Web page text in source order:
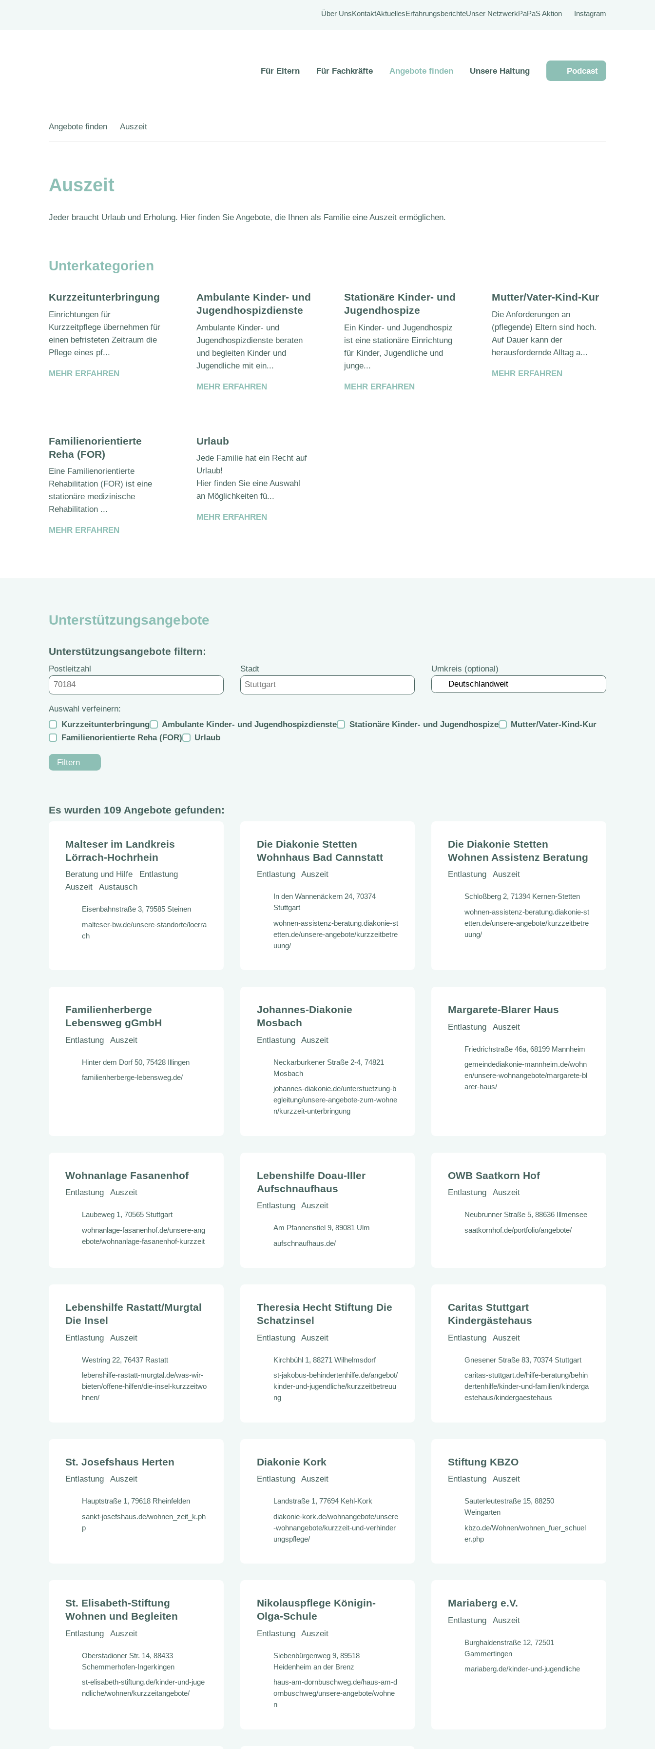
Über UnsKontaktAktuellesErfahrungsberichteUnser NetzwerkPaPaS Aktion Instagram
Navigation
Für Eltern Für Fachkräfte Angebote finden Unsere Haltung Podcast
Angebote finden Auszeit
Auszeit
Jeder braucht Urlaub und Erholung. Hier finden Sie Angebote, die Ihnen als Familie eine Auszeit ermöglichen.
Unterkategorien
Kurzzeitunterbringung
Einrichtungen für
Kurzzeitpflege übernehmen für
einen befristeten Zeitraum die
Pflege eines pf...
MEHR ERFAHREN
Ambulante Kinder- und
Jugendhospizdienste
Ambulante Kinder- und
Jugendhospizdienste beraten
und begleiten Kinder und
Jugendliche mit ein...
MEHR ERFAHREN
Stationäre Kinder- und
Jugendhospize
Ein Kinder- und Jugendhospiz
ist eine stationäre Einrichtung
für Kinder, Jugendliche und
junge...
MEHR ERFAHREN
Mutter/Vater-Kind-Kur
Die Anforderungen an
(pflegende) Eltern sind hoch.
Auf Dauer kann der
herausfordernde Alltag a...
MEHR ERFAHREN
Familienorientierte
Reha (FOR)
Eine Familienorientierte
Rehabilitation (FOR) ist eine
stationäre medizinische
Rehabilitation ...
MEHR ERFAHREN
Urlaub
Jede Familie hat ein Recht auf
Urlaub!
Hier finden Sie eine Auswahl
an Möglichkeiten fü...
MEHR ERFAHREN
Unterstützungsangebote
Unterstützungsangebote filtern:
Postleitzahl Stadt Umkreis (optional)
Auswahl verfeinern:
Kurzzeitunterbringung
Ambulante Kinder- und Jugendhospizdienste Stationäre Kinder- und Jugendhospize
Mutter/Vater-Kind-Kur
Familienorientierte Reha (FOR)
Urlaub
Filtern
Es wurden 109 Angebote gefunden:
Malteser im Landkreis
Lörrach-Hochrhein
Beratung und Hilfe
Entlastung
Auszeit
Austausch
Eisenbahnstraße 3, 79585 Steinen
malteser-bw.de/unsere-standorte/loerra
ch
Die Diakonie Stetten
Wohnhaus Bad Cannstatt
Entlastung Auszeit
In den Wannenäckern 24, 70374
Stuttgart
wohnen-assistenz-beratung.diakonie-st
etten.de/unsere-angebote/kurzzeitbetre
uung/
Die Diakonie Stetten
Wohnen Assistenz Beratung
Entlastung Auszeit
Schloßberg 2, 71394 Kernen-Stetten
wohnen-assistenz-beratung.diakonie-st
etten.de/unsere-angebote/kurzzeitbetre
uung/
Familienherberge
Lebensweg gGmbH
Entlastung Auszeit
Hinter dem Dorf 50, 75428 Illingen
familienherberge-lebensweg.de/
Johannes-Diakonie
Mosbach
Entlastung Auszeit
Neckarburkener Straße 2-4, 74821
Mosbach
johannes-diakonie.de/unterstuetzung-b
egleitung/unsere-angebote-zum-wohne
n/kurzzeit-unterbringung
Margarete-Blarer Haus
Entlastung Auszeit
Friedrichstraße 46a, 68199 Mannheim
gemeindediakonie-mannheim.de/wohn
en/unsere-wohnangebote/margarete-bl
arer-haus/
Wohnanlage Fasanenhof
Entlastung Auszeit
Laubeweg 1, 70565 Stuttgart
wohnanlage-fasanenhof.de/unsere-ang
ebote/wohnanlage-fasanenhof-kurzzeit
Lebenshilfe Doau-Iller
Aufschnaufhaus
Entlastung Auszeit
Am Pfannenstiel 9, 89081 Ulm
aufschnaufhaus.de/
OWB Saatkorn Hof
Entlastung Auszeit
Neubrunner Straße 5, 88636 Illmensee
saatkornhof.de/portfolio/angebote/
Lebenshilfe Rastatt/Murgtal
Die Insel
Entlastung Auszeit
Westring 22, 76437 Rastatt
lebenshilfe-rastatt-murgtal.de/was-wir-
bieten/offene-hilfen/die-insel-kurzzeitwo
hnen/
Theresia Hecht Stiftung Die
Schatzinsel
Entlastung Auszeit
Kirchbühl 1, 88271 Wilhelmsdorf
st-jakobus-behindertenhilfe.de/angebot/
kinder-und-jugendliche/kurzzeitbetreuu
ng
Caritas Stuttgart
Kindergästehaus
Entlastung Auszeit
Gnesener Straße 83, 70374 Stuttgart
caritas-stuttgart.de/hilfe-beratung/behin
dertenhilfe/kinder-und-familien/kinderga
estehaus/kindergaestehaus
St. Josefshaus Herten
Entlastung Auszeit
Hauptstraße 1, 79618 Rheinfelden
sankt-josefshaus.de/wohnen_zeit_k.ph
p
Diakonie Kork
Entlastung Auszeit
Landstraße 1, 77694 Kehl-Kork
diakonie-kork.de/wohnangebote/unsere
-wohnangebote/kurzzeit-und-verhinder
ungspflege/
Stiftung KBZO
Entlastung Auszeit
Sauterleutestraße 15, 88250
Weingarten
kbzo.de/Wohnen/wohnen_fuer_schuel
er.php
St. Elisabeth-Stiftung
Wohnen und Begleiten
Entlastung Auszeit
Oberstadioner Str. 14, 88433
Schemmerhofen-Ingerkingen
st-elisabeth-stiftung.de/kinder-und-juge
ndliche/wohnen/kurzzeitangebote/
Nikolauspflege Königin-
Olga-Schule
Entlastung Auszeit
Siebenbürgenweg 9, 89518
Heidenheim an der Brenz
haus-am-dornbuschweg.de/haus-am-d
ornbuschweg/unsere-angebote/wohne
n
Mariaberg e.V.
Entlastung Auszeit
Burghaldenstraße 12, 72501
Gammertingen
mariaberg.de/kinder-und-jugendliche